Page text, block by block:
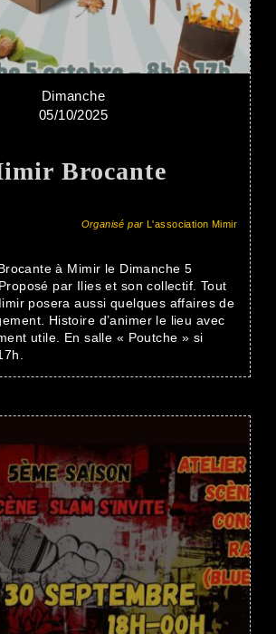
Dimanche
05/10/2025
Brocante
Organisé parL'association Mimir
à Mimir le Dimanche 5
par Ilies et son collectif. Tout
posera aussi quelques affaires de
Histoire d’animer le lieu avec
utile. En salle « Poutche » si